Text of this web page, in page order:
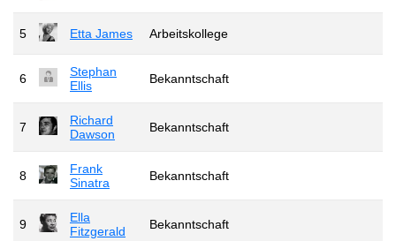
5 Etta James Arbeitskollege
6
Stephan
Ellis
Bekanntschaft
7
Richard
Dawson
Bekanntschaft
8
Frank
Sinatra
Bekanntschaft
9
Ella
Fitzgerald
Bekanntschaft